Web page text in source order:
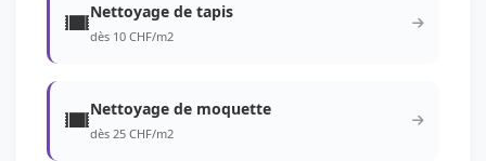
Nettoyage de tapis
dès 10 CHF/m2
Nettoyage de moquette
dès 25 CHF/m2